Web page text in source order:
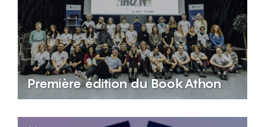
Première édition du BookAthon